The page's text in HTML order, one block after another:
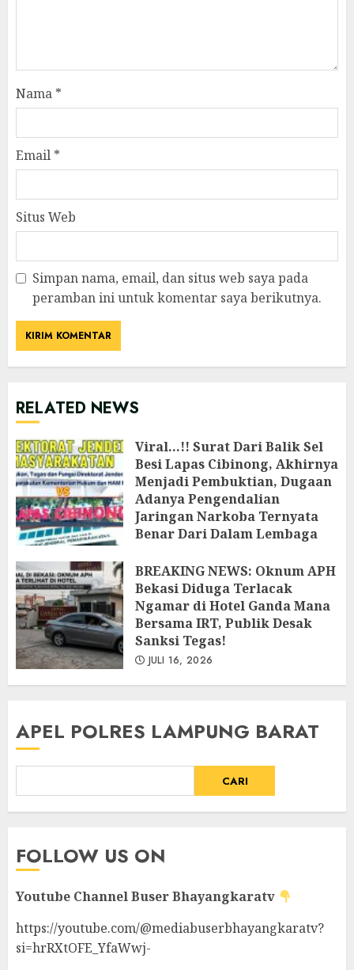
Nama *
Email *
Situs Web
Simpan nama, email, dan situs web saya pada
peramban ini untuk komentar saya berikutnya.
RELATED NEWS
Viral…!! Surat Dari Balik Sel
Besi Lapas Cibinong, Akhirnya
Menjadi Pembuktian, Dugaan
Adanya Pengendalian
Jaringan Narkoba Ternyata
Benar Dari Dalam Lembaga
JULI 26, 2026
‎BREAKING NEWS: Oknum APH
Bekasi Diduga Terlacak
Ngamar di Hotel Ganda Mana
Bersama IRT, Publik Desak
Sanksi Tegas!
JULI 16, 2026
APEL POLRES LAMPUNG BARAT
CARI
FOLLOW US ON
Youtube ChannelBuser Bhayangkaratv
https://youtube.com/@mediabuserbhayangkaratv?
si=hrRXtOFE_YfaWwj-